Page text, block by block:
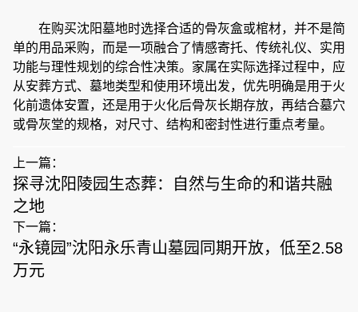
在购买沈阳墓地时选择合适的骨灰盒或棺材，并不是简
单的用品采购，而是一项融合了情感寄托、传统礼仪、实用
功能与理性规划的综合性决策。家属在实际选择过程中，应
从安葬方式、墓地类型和使用环境出发，优先明确是用于火
化前遗体安置，还是用于火化后骨灰长期存放，再结合墓穴
或骨灰堂的规格，对尺寸、结构和密封性进行重点考量。
上一篇：
探寻沈阳陵园生态葬：自然与生命的和谐共融
之地
下一篇：
“永镜园”沈阳永乐青山墓园同期开放，低至2.58
万元